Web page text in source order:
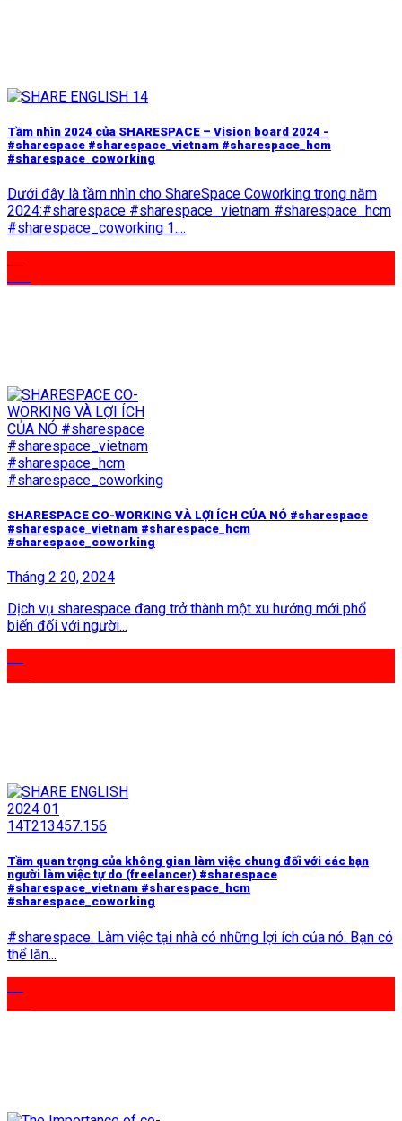
Tầm nhìn 2024 của SHARESPACE – Vision board 2024 -
#sharespace #sharespace_vietnam #sharespace_hcm
#sharespace_coworking
Dưới đây là tầm nhìn cho ShareSpace Coworking trong năm
2024:#sharespace #sharespace_vietnam #sharespace_hcm
#sharespace_coworking 1....
SHARESPACE CO-WORKING VÀ LỢI ÍCH CỦA NÓ #sharespace
#sharespace_vietnam #sharespace_hcm
#sharespace_coworking
Tháng 2 20, 2024
Dịch vụ sharespace đang trở thành một xu hướng mới phổ
biến đối với người...
Tầm quan trọng của không gian làm việc chung đối với các bạn
người làm việc tự do (freelancer) #sharespace
#sharespace_vietnam #sharespace_hcm
#sharespace_coworking
#sharespace. Làm việc tại nhà có những lợi ích của nó. Bạn có
thể lăn...